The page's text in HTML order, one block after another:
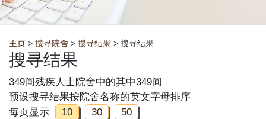
Breadcrumb
主页 > 搜寻院舍 > 搜寻结果 > 搜寻结果
搜寻结果
349间残疾人士院舍中的其中349间
预设搜寻结果按院舍名称的英文字母排序
每页显示
10 30 50